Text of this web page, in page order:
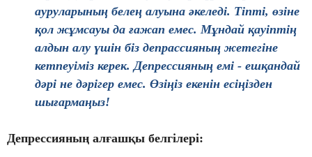
ауруларының белең алуына әкеледі. Тіпті, өзіне
қол жұмсауы да ғажап емес. Мұндай қауіптің
алдын алу үшін біз депрассияның жетегіне
кетпеуіміз керек. Депрессияның емі - ешқандай
дәрі не дәрігер емес. Өзіңіз екенін есіңізден
шығармаңыз!
Депрессияның алғашқы белгілері: